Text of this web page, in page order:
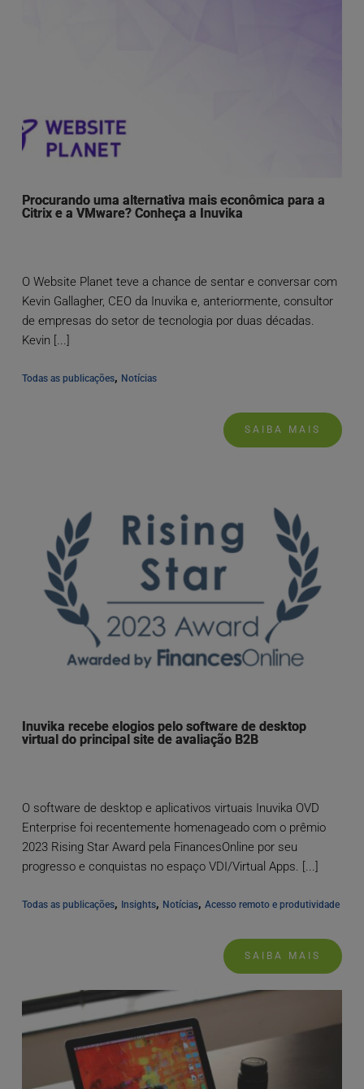
Procurando uma alternativa mais econômica para a
Citrix e a VMware? Conheça a Inuvika
O Website Planet teve a chance de sentar e conversar com
Kevin Gallagher, CEO da Inuvika e, anteriormente, consultor
de empresas do setor de tecnologia por duas décadas.
Kevin [...]
Todas as publicações, Notícias
SAIBA MAIS
Inuvika recebe elogios pelo software de desktop
virtual do principal site de avaliação B2B
O software de desktop e aplicativos virtuais Inuvika OVD
Enterprise foi recentemente homenageado com o prêmio
2023 Rising Star Award pela FinancesOnline por seu
progresso e conquistas no espaço VDI/Virtual Apps. [...]
Todas as publicações, Insights, Notícias, Acesso remoto e produtividade
SAIBA MAIS